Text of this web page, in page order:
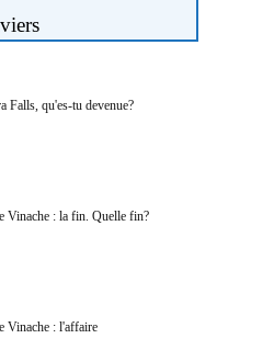
Falls, qu'es-tu devenue?
Vinache : la fin. Quelle fin?
Vinache : l'affaire